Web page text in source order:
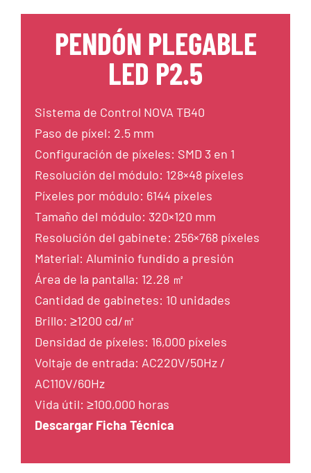
PENDÓN PLEGABLE
LED P2.5
Sistema de Control NOVA TB40
Paso de píxel: 2.5 mm
Configuración de píxeles: SMD 3 en 1
Resolución del módulo: 128×48 píxeles
Píxeles por módulo: 6144 píxeles
Tamaño del módulo: 320×120 mm
Resolución del gabinete: 256×768 píxeles
Material: Aluminio fundido a presión
Área de la pantalla: 12.28 ㎡
Cantidad de gabinetes: 10 unidades
Brillo: ≥1200 cd/㎡
Densidad de píxeles: 16,000 píxeles
Voltaje de entrada: AC220V/50Hz /
AC110V/60Hz
Vida útil: ≥100,000 horas
Descargar Ficha Técnica